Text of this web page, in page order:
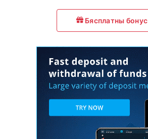
Бясплатны бонус